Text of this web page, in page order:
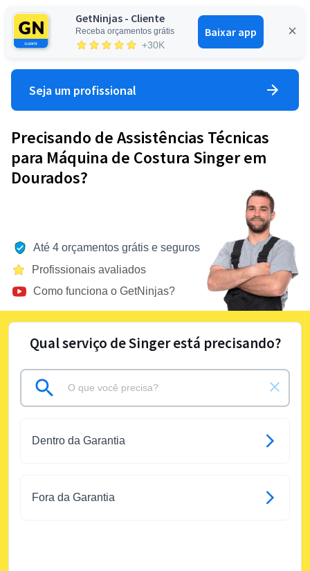
GetNinjas - Cliente
Receba orçamentos grátis
+30K
Baixar app
Entrar
Seja um profissional
Precisando de Assistências Técnicas
para Máquina de Costura Singer em
Dourados?
Até 4 orçamentos grátis e seguros
Profissionais avaliados
Como funciona o GetNinjas?
Qual serviço de Singer está precisando?
Dentro da Garantia
Fora da Garantia